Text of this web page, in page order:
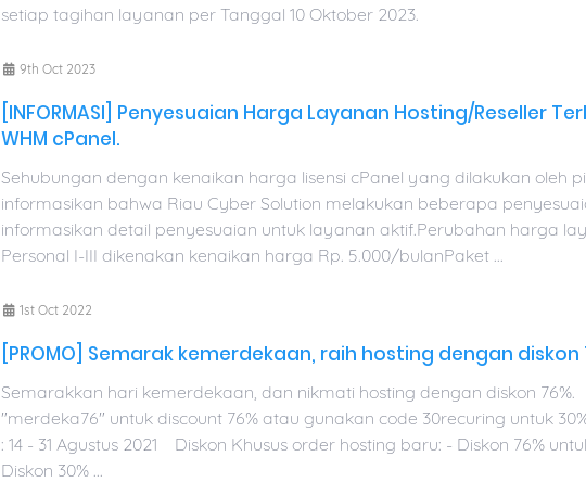
setiap tagihan layanan per Tanggal 10 Oktober 2023.
9th Oct 2023
[INFORMASI] Penyesuaian Harga Layanan Hosting/Reseller
WHM cPanel.
Sehubungan dengan kenaikan harga lisensi cPanel yang dilakukan oleh
informasikan bahwa Riau Cyber Solution melakukan beberapa
informasikan detail penyesuaian untuk layanan aktif.Perubahan harga
Personal I-III dikenakan kenaikan harga Rp. 5.000/bulanPaket ...
1st Oct 2022
[PROMO] Semarak kemerdekaan, raih hosting dengan diskon
Semarakkan hari kemerdekaan, dan nikmati hosting dengan diskon
"merdeka76" untuk discount 76% atau gunakan code 30recuring untuk
: 14 - 31 Agustus 2021 Diskon Khusus order hosting baru: - Diskon 76%
Diskon 30% ...